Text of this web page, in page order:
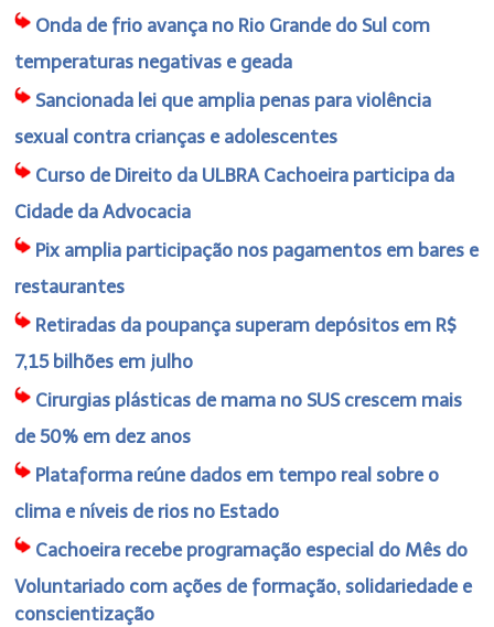
Onda de frio avança no Rio Grande do Sul com
temperaturas negativas e geada
Sancionada lei que amplia penas para violência
sexual contra crianças e adolescentes
Curso de Direito da ULBRA Cachoeira participa da
Cidade da Advocacia
Pix amplia participação nos pagamentos em bares e
restaurantes
Retiradas da poupança superam depósitos em R$
7,15 bilhões em julho
Cirurgias plásticas de mama no SUS crescem mais
de 50% em dez anos
Plataforma reúne dados em tempo real sobre o
clima e níveis de rios no Estado
Cachoeira recebe programação especial do Mês do
Voluntariado com ações de formação, solidariedade e
conscientização